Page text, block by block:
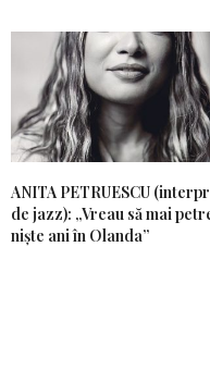
ANITA PETRUESCU
de jazz): „Vreau să mai
niște ani în Olanda”